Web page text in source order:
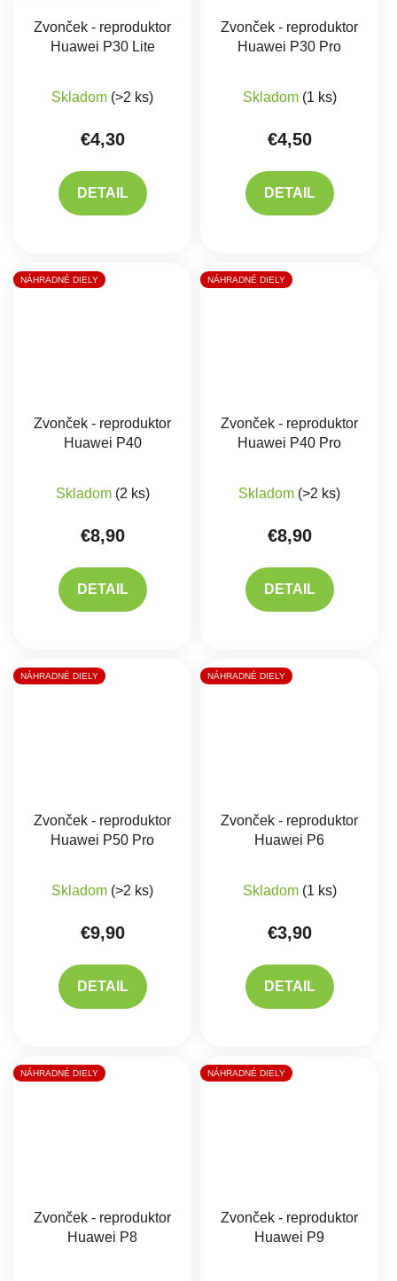
Zvonček - reproduktor
Huawei P30 Lite
Skladom (>2 ks)
€4,30
DETAIL
Zvonček - reproduktor
Huawei P30 Pro
Skladom (1 ks)
€4,50
DETAIL
NÁHRADNÉ DIELY
Zvonček - reproduktor
Huawei P40
Skladom (2 ks)
€8,90
DETAIL
NÁHRADNÉ DIELY
Zvonček - reproduktor
Huawei P40 Pro
Skladom (>2 ks)
€8,90
DETAIL
NÁHRADNÉ DIELY
Zvonček - reproduktor
Huawei P50 Pro
Skladom (>2 ks)
€9,90
DETAIL
NÁHRADNÉ DIELY
Zvonček - reproduktor
Huawei P6
Skladom (1 ks)
€3,90
DETAIL
NÁHRADNÉ DIELY
Zvonček - reproduktor
Huawei P8
NÁHRADNÉ DIELY
Zvonček - reproduktor
Huawei P9